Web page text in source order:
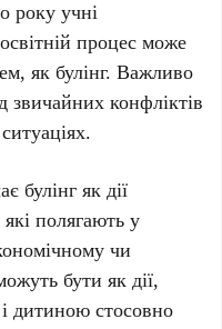
року учні
процес може
як булінг. Важливо
звичайних конфліктів
булінг як дії
полягають у
чи
бути як дії,
дитиною стосовно